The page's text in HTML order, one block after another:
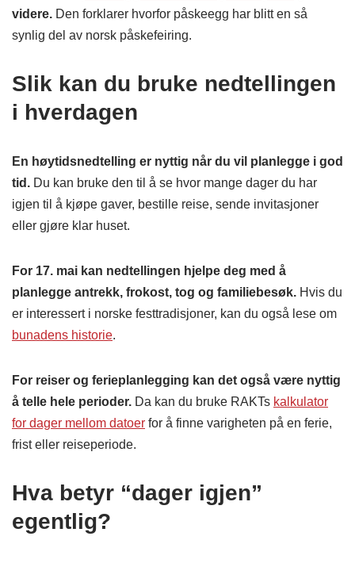
videre. Den forklarer hvorfor påskeegg har blitt en så
synlig del av norsk påskefeiring.
Slik kan du bruke nedtellingen
i hverdagen
En høytidsnedtelling er nyttig når du vil planlegge i god
tid. Du kan bruke den til å se hvor mange dager du har
igjen til å kjøpe gaver, bestille reise, sende invitasjoner
eller gjøre klar huset.
For 17. mai kan nedtellingen hjelpe deg med å
planlegge antrekk, frokost, tog og familiebesøk. Hvis du
er interessert i norske festtradisjoner, kan du også lese om
bunadens historie.
For reiser og ferieplanlegging kan det også være nyttig
å telle hele perioder. Da kan du bruke RAKTs kalkulator
for dager mellom datoer for å finne varigheten på en ferie,
frist eller reiseperiode.
Hva betyr “dager igjen”
egentlig?